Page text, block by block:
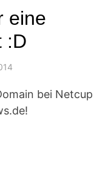
eine
:D
bei Netcup